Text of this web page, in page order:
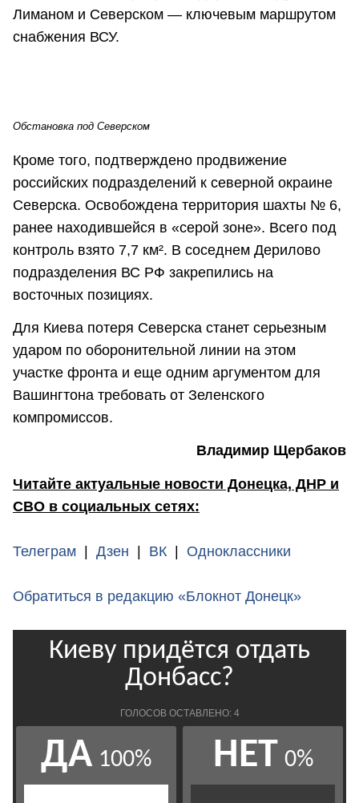
Лиманом и Северском — ключевым маршрутом
снабжения ВСУ.
Обстановка под Северском
Кроме того, подтверждено продвижение
российских подразделений к северной окраине
Северска. Освобождена территория шахты № 6,
ранее находившейся в «серой зоне». Всего под
контроль взято 7,7 км². В соседнем Дерилово
подразделения ВС РФ закрепились на
восточных позициях.
Для Киева потеря Северска станет серьезным
ударом по оборонительной линии на этом
участке фронта и еще одним аргументом для
Вашингтона требовать от Зеленского
компромиссов.
Владимир Щербаков
Читайте актуальные новости Донецка, ДНР и
СВО в социальных сетях:
Телеграм | Дзен | ВК | Одноклассники
Обратиться в редакцию «Блокнот Донецк»